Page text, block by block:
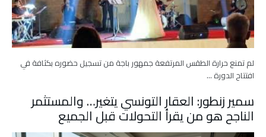
لم تمنع حرارة الطقس المرتفعة جمهور باجة من تسجيل حضوره بكثافة في
افتتاح الدورة …
سمير زنطور: العقار التونسي يتغير… والمستثمر
الناجح هو من يقرأ التحولات قبل الجميع